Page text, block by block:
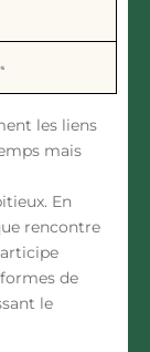
les liens
mais
En
rencontre
de
le